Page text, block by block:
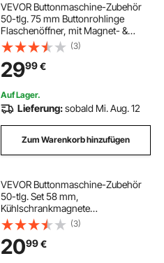
VEVOR Buttonmaschine-Zubehör
50-tlg. 75 mm Buttonrohlinge
Flaschenöffner, mit Magnet- &
Flaschenöffner-Rückseite
Metallgehäuse Transparente Mylar-
Folien & Runde Blanko-Papiere für
DIY-Projekte
(3)
2999€
Auf Lager.
Lieferung:sobald Mi. Aug. 12
Zum Warenkorb hinzufügen
VEVOR Buttonmaschine-Zubehör
50-tlg. Set 58 mm,
Kühlschrankmagnete
Flaschenöffner &
Schlüsselanhänger Transparente
Mylar-Folien & Runde Blanko-
Papiere für DIY-Projekte
(3)
2099€